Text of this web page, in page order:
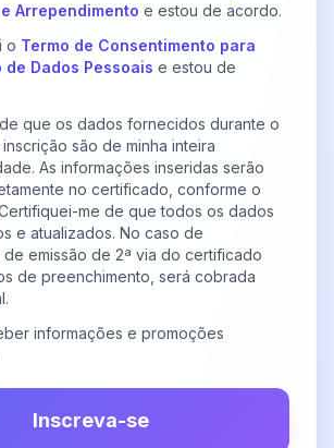
Arrependimento e estou de acordo.
o Termo de Consentimento para
de Dados Pessoaise estou de
que os dados fornecidos durante o
são de minha inteira
As informações inseridas serão
no certificado, conforme o
me de que todos os dados
e atualizados. No caso de
emissão de 2ª via do certificado
de preenchimento, será cobrada
informações e promoções
Inscreva-se